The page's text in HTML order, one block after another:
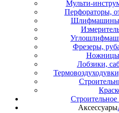
Мульти-
Перфораторы,
Шлифмашины,
Фрезеры,
Ножницы
Лобзики,
Аксессуары